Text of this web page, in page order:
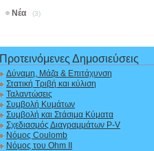
Νέα (3)
Προτεινόμενες Δημοσιεύσεις
Δύναμη, Μάζα & Επιτάχυνση
Στατική Τριβή και κύλιση
Ταλαντώσεις
Συμβολή Κυμάτων
Συμβολή και Στάσιμα Κύματα
Σχεδιασμός Διαγραμμάτων P-V
Νόμος Coulomb
Νόμος του Ohm II